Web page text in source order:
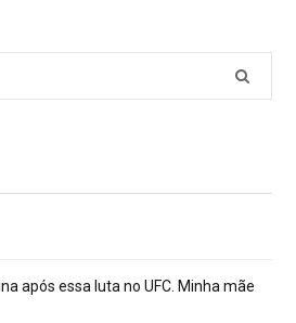
após essa luta no UFC. Minha mãe